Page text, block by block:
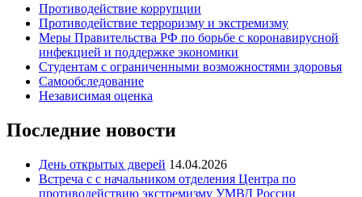
Противодействие коррупции
Противодействие терроризму и экстремизму
Меры Правительства РФ по борьбе с коронавирусной
инфекцией и поддержке экономики
Студентам с ограниченными возможностями здоровья
Самообследование
Независимая оценка
Последние новости
День открытых дверей 14.04.2026
Встреча с с начальником отделения Центра по
противодействию экстремизму УМВД России